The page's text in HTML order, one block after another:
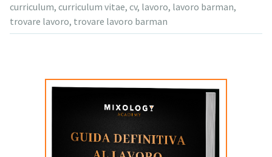
curriculum, curriculum vitae, cv, lavoro, lavoro barman,
trovare lavoro, trovare lavoro barman